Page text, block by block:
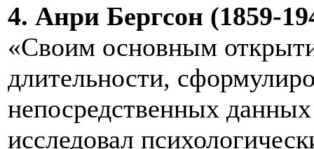
4. Анри Бергсон (1859-
«Своим основным
длительности,
непосредственных
исследовал